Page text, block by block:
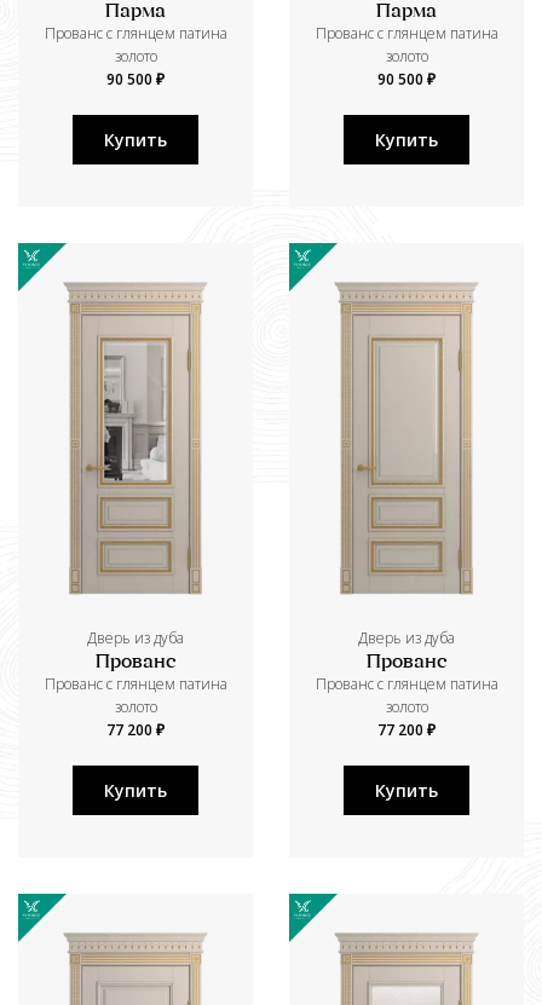
Парма
Прованс с глянцем патина
золото
90 500 ₽
Купить
Парма
Прованс с глянцем патина
золото
90 500 ₽
Купить
Дверь из дуба
Прованс
Прованс с глянцем патина
золото
77 200 ₽
Купить
Дверь из дуба
Прованс
Прованс с глянцем патина
золото
77 200 ₽
Купить